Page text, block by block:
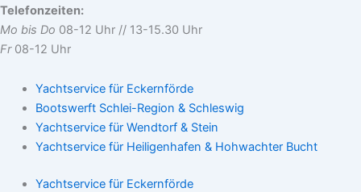
Telefonzeiten:
Mo bis Do 08-12 Uhr // 13-15.30 Uhr
Fr 08-12 Uhr
Yachtservice für Eckernförde
Bootswerft Schlei-Region & Schleswig
Yachtservice für Wendtorf & Stein
Yachtservice für Heiligenhafen & Hohwachter Bucht
Yachtservice für Eckernförde